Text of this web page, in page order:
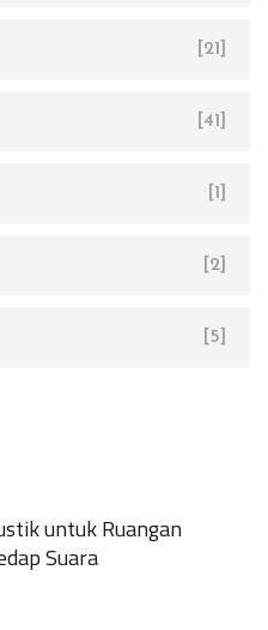
[21]
[41]
[1]
[2]
[5]
untuk Ruangan
Suara